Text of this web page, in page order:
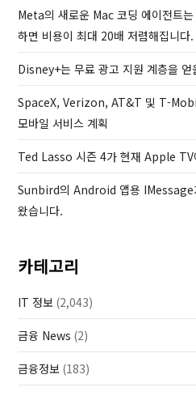
P
o
s
t
Meta의 새로운 Mac 코딩 에이전트
하면 비용이 최대 20배 저렴해집니다.
Disney+는 무료 광고 지원 계층을 얻
SpaceX, Verizon, AT&T 및 T-
모바일 서비스 계획
Ted Lasso 시즌 4가 현재 Apple TV
Sunbird의 Android 앱용
왔습니다.
카테고리
IT 정보 (2,043)
금융 News (2)
금융정보 (183)